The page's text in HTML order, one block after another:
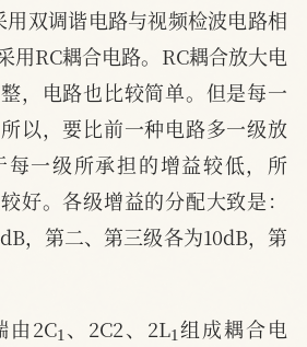
双调谐电路与视频检波电路相
用RC耦合电路。RC耦合放大电
，电路也比较简单。但是每一
以，要比前一种电路多一级放
每一级所承担的增益较低，所
好。各级增益的分配大致是：
，第二、第三级各为10dB，第
由2C 、2C2、2L 组成耦合电